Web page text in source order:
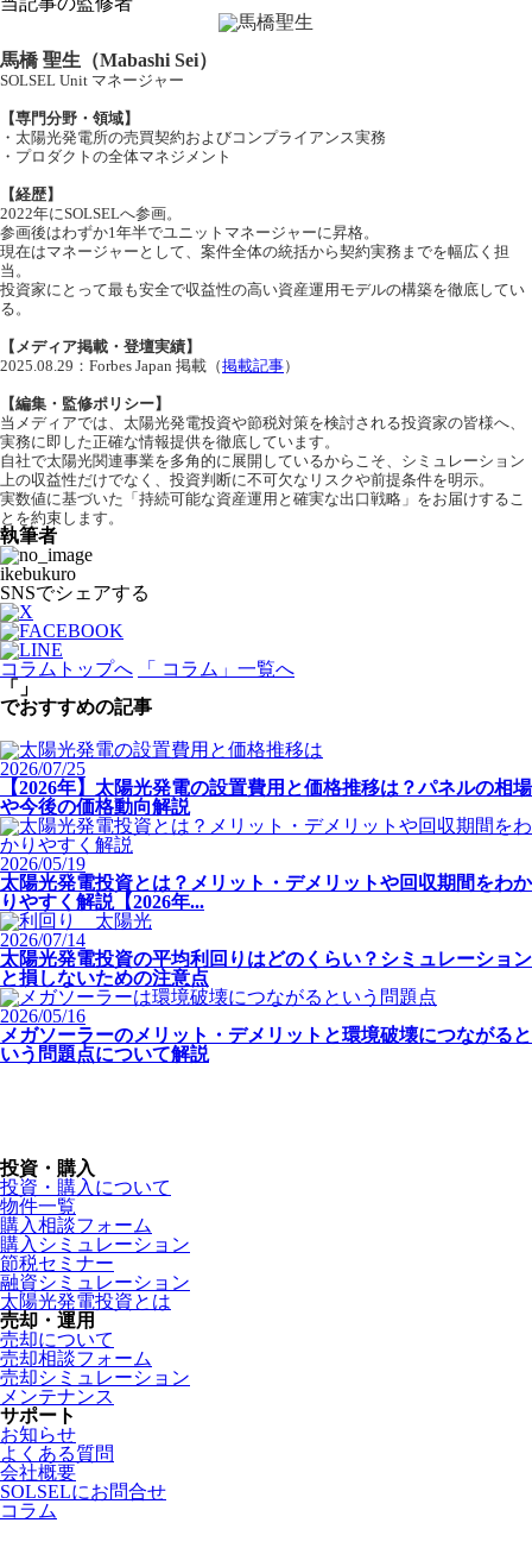
馬橋 聖生（Mabashi Sei）
SOLSEL Unit マネージャー
【専門分野・領域】
・太陽光発電所の売買契約およびコンプライアンス実務
・プロダクトの全体マネジメント
【経歴】
2022年にSOLSELへ参画。
参画後はわずか1年半でユニットマネージャーに昇格。
現在はマネージャーとして、案件全体の統括から契約実務までを幅広く担
当。
投資家にとって最も安全で収益性の高い資産運用モデルの構築を徹底してい
る。
【メディア掲載・登壇実績】
2025.08.29：Forbes Japan 掲載（掲載記事）
【編集・監修ポリシー】
当メディアでは、太陽光発電投資や節税対策を検討される投資家の皆様へ、
実務に即した正確な情報提供を徹底しています。
自社で太陽光関連事業を多角的に展開しているからこそ、シミュレーション
上の収益性だけでなく、投資判断に不可欠なリスクや前提条件を明示。
実数値に基づいた「持続可能な資産運用と確実な出口戦略」をお届けするこ
とを約束します。
執筆者
ikebukuro
SNSでシェアする
コラムトップへ
「 コラム」一覧へ
「」
でおすすめの記事
2026/07/25
【2026年】太陽光発電の設置費用と価格推移は？パネルの相場
や今後の価格動向解説
2026/05/19
太陽光発電投資とは？メリット・デメリットや回収期間をわか
りやすく解説【2026年...
2026/07/14
太陽光発電投資の平均利回りはどのくらい？シミュレーション
と損しないための注意点
2026/05/16
メガソーラーのメリット・デメリットと環境破壊につながると
いう問題点について解説
投資・購入
投資・購入について
物件一覧
購入相談フォーム
購入シミュレーション
節税セミナー
融資シミュレーション
太陽光発電投資とは
売却・運用
売却について
売却相談フォーム
売却シミュレーション
メンテナンス
サポート
お知らせ
よくある質問
会社概要
SOLSELにお問合せ
コラム